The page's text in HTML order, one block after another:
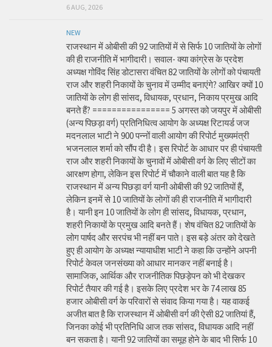
6 AUG, 2026
NEW
राजस्थान में ओबीसी की 92 जातियों में से सिर्फ 10 जातियों के लोगों
की ही राजनीति में भागीदारी। सवाल- क्या कांग्रेस के प्रदेश
अध्यक्ष गोविंद सिंह डोटासरा वंचित 82 जातियों के लोगों को पंचायती
राज और शहरी निकायों के चुनाव में उम्मीद बनाएंगे? आखिर क्यों 10
जातियों के लोग ही सांसद, विधायक, प्रधान, निकाय प्रमुख आदि
बनते हैं? ================ 5 अगस्त को जयपुर में ओबीसी
(अन्य पिछड़ा वर्ग) प्रतिनिधित्व आयोग के अध्यक्ष रिटायर्ड जज
मदनलाल भाटी ने 900 पन्नों वाली आयोग की रिपोर्ट मुख्यमंत्री
भजनलाल शर्मा को सौंप दी है। इस रिपोर्ट के आधार पर ही पंचायती
राज और शहरी निकायों के चुनावों में ओबीसी वर्ग के लिए सीटों का
आरक्षण होगा, लेकिन इस रिपोर्ट में चौकाने वाली बात यह है कि
राजस्थान में अन्य पिछड़ा वर्ग यानी ओबीसी की 92 जातियों हैं,
लेकिन इनमें से 10 जातियों के लोगों की ही राजनीति में भागीदारी
है। यानी इन 10 जातियों के लोग ही सांसद, विधायक, प्रधान,
शहरी निकायों के प्रमुख आदि बनते हैं। शेष वंचित 82 जातियों के
लोग पार्षद और सरपंच भी नहीं बन पाते। इस बड़े अंतर को देखते
हुए ही आयोग के अध्यक्ष न्यायाधीश भाटी ने कहा कि उन्होंने अपनी
रिपोर्ट केवल जनसंख्या को आधार मानकर नहीं बनाई है।
सामाजिक, आर्थिक और राजनीतिक पिछड़ेपन को भी देखकर
रिपोर्ट तैयार की गई है। इसके लिए प्रदेश भर के 74 लाख 85
हजार ओबीसी वर्ग के परिवारों से संवाद किया गया है। यह वाकई
अजीत बात है कि राजस्थान में ओबीसी वर्ग की ऐसी 82 जातियां हैं,
जिनका कोई भी प्रतिनिधि आज तक सांसद, विधायक आदि नहीं
बन सकता है। यानी 92 जातियों का समूह होने के बाद भी सिर्फ 10